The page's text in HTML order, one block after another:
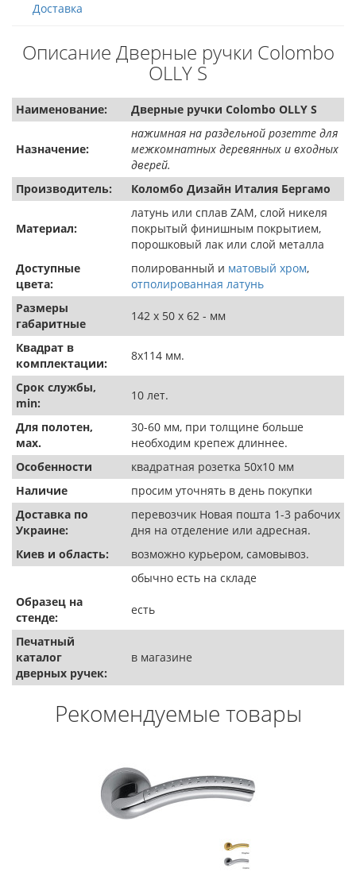
Доставка
Описание Дверные ручки Colombo
OLLY S
Наименование: Дверные ручки Colombo OLLY S
Назначение:
нажимная на раздельной розетте для
межкомнатных деревянных и входных
дверей.
Производитель:
Коломбо Дизайн Италия Бергамо
Материал:
латунь или сплав ZAM, слой никеля
покрытый финишным покрытием,
порошковый лак или слой металла
Доступные
цвета:
полированный и матовый хром,
отполированная латунь
Размеры
габаритные
142 х 50 х 62 - мм
Квадрат в
комплектации:
8х114 мм.
Срок службы,
min:
10 лет.
Для полотен,
мах.
30-60 мм, при толщине больше
необходим крепеж длиннее.
Особенности
квадратная розетка 50х10 мм
Наличие
просим уточнять в день покупки
Доставка по
Украине:
перевозчик Новая пошта 1-3 рабочих
дня на отделение или адресная.
Киев и область:
возможно курьером, самовывоз.
обычно есть на складе
Образец на
стенде:
есть
Печатный
каталог
дверных ручек:
в магазине
Рекомендуемые товары